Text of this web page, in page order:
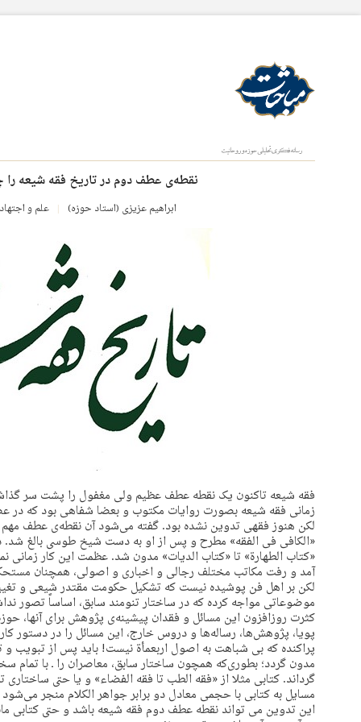
نقطه‌ی عطف دوم در تاریخ فقه شیعه
ابراهیم عزیزی (استاد حوزه) علم و
فقه شیعه تاکنون یک نقطه عطف عظیم ولی مغفول را پشت سر
زمانی فقه شیعه بصورت روایات مکتوب و بعضا شفاهی بود که در
«الکافی فی الفقه» مطرح و پس از او به دست شیخ طوسی بالغ شد.
«کتاب الطهارة» تا «کتاب الدیات» مدون شد. عظمت این کار زمانی
آمد و رفت مکاتب مختلف رجالی و اخباری و اصولی، همچنان
لکن بر اهل فن پوشیده نیست که تشکیل حکومت مقتدر شیعی و
موضوعاتی مواجه کرده که در ساختار تنومند سابق، اساساً تصور
کثرت روزافزون این مسائل و فقدان پیشینه‌ی پژوهش برای آنها،
پویا، پژوهش‌ها، رساله‌ها و دروس خارج، این مسائل را در دستور
پراکنده که بی شباهت به اصول اربعمأة‍ نیست! باید پس از تبویب
مدون گردد؛ بطوری‌که همچون ساختار سابق، معاصران را ـ با تمام
گرداند. کتابی مثلا از «فقه الطب تا فقه الفضاء» و یا حتی
مسایل به کتابی با حجمی معادل دو برابر جواهر الکلام منجر
این تدوین می تواند نقطه عطف دوم فقه شیعه باشد و حتی کتابی